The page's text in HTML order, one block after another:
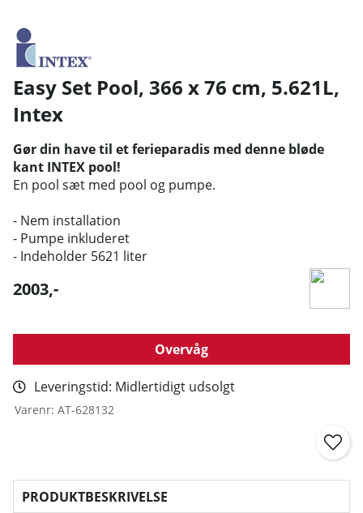
Easy Set Pool, 366 x 76 cm, 5.621L,
Intex
Gør din have til et ferieparadis med denne bløde
kant INTEX pool!
En pool sæt med pool og pumpe.
- Nem installation
- Pumpe inkluderet
- Indeholder 5621 liter
2003,-
Overvåg
Leveringstid: Midlertidigt udsolgt
Varenr: AT-628132
PRODUKTBESKRIVELSE